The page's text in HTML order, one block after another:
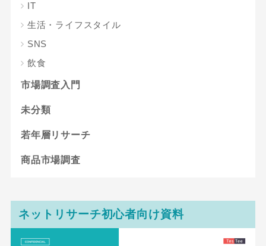
IT
生活・ライフスタイル
SNS
飲食
市場調査入門
未分類
若年層リサーチ
商品市場調査
ネットリサーチ初心者向け資料